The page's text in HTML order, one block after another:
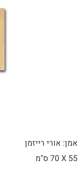
אמן: אורי רייזמן
55 X